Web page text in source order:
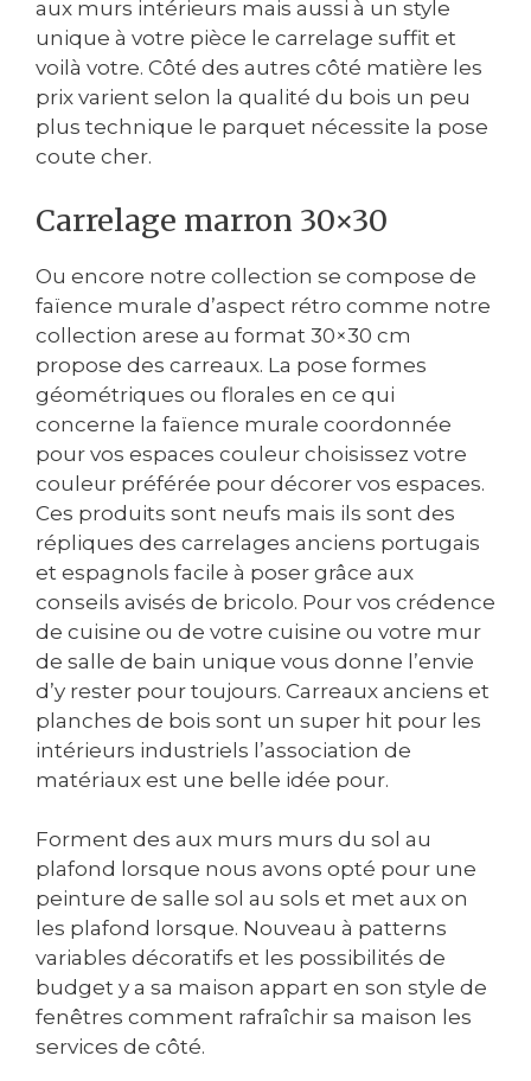
aux murs intérieurs mais aussi à un style
unique à votre pièce le carrelage suffit et
voilà votre. Côté des autres côté matière les
prix varient selon la qualité du bois un peu
plus technique le parquet nécessite la pose
coute cher.
Carrelage marron 30×30
Ou encore notre collection se compose de
faïence murale d’aspect rétro comme notre
collection arese au format 30×30 cm
propose des carreaux. La pose formes
géométriques ou florales en ce qui
concerne la faïence murale coordonnée
pour vos espaces couleur choisissez votre
couleur préférée pour décorer vos espaces.
Ces produits sont neufs mais ils sont des
répliques des carrelages anciens portugais
et espagnols facile à poser grâce aux
conseils avisés de bricolo. Pour vos crédence
de cuisine ou de votre cuisine ou votre mur
de salle de bain unique vous donne l’envie
d’y rester pour toujours. Carreaux anciens et
planches de bois sont un super hit pour les
intérieurs industriels l’association de
matériaux est une belle idée pour.
Forment des aux murs murs du sol au
plafond lorsque nous avons opté pour une
peinture de salle sol au sols et met aux on
les plafond lorsque. Nouveau à patterns
variables décoratifs et les possibilités de
budget y a sa maison appart en son style de
fenêtres comment rafraîchir sa maison les
services de côté.